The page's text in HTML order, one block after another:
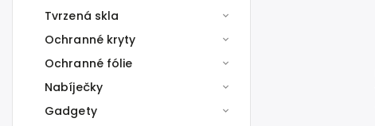
Tvrzená skla
Ochranné kryty
Ochranné fólie
Nabíječky
Gadgety